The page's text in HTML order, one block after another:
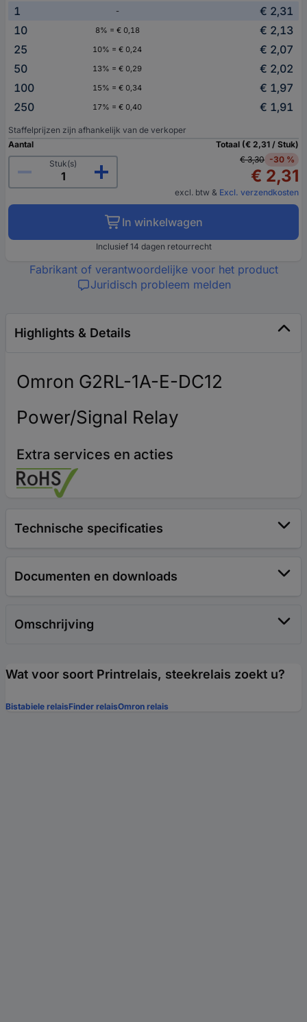
1 -
€ 2,31
10
8% = € 0,18
€ 2,13
25
10% = € 0,24
€ 2,07
50
13% = € 0,29
€ 2,02
100
15% = € 0,34
€ 1,97
250
17% = € 0,40 € 1,91
Staffelprijzen zijn afhankelijk van de verkoper
Aantal
Stuk(s)
Totaal (€ 2,31 / Stuk)
€ 3,30 -30 %
€ 2,31
excl. btw & Excl. verzendkosten
In winkelwagen
Inclusief 14 dagen retourrecht
Fabrikant of verantwoordelijke voor het product
Juridisch probleem melden
Highlights & Details
Omron G2RL-1A-E-DC12
Power/Signal Relay
Extra services en acties
Technische specificaties
Documenten en downloads
Omschrijving
Wat voor soort Printrelais, steekrelais zoekt u?
Bistabiele relaisFinder relaisOmron relais